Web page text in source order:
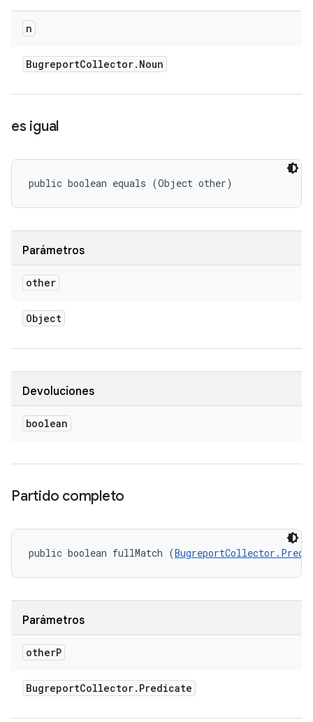
n
BugreportCollector. Noun
es igual
public boolean equals (Object other)
Parámetros
other
Object
Devoluciones
boolean
Partido completo
public boolean fullMatch (
Parámetros
otherP
BugreportCollector. Predicate